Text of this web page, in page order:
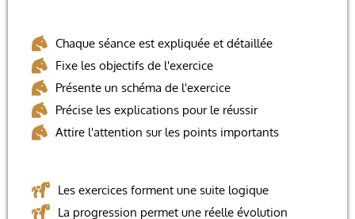
Chaque séance est expliquée et détaillée
Fixe les objectifs de l'exercice
Présente un schéma de l'exercice
Précise les explications pour le réussir
Attire l'attention sur les points importants
Les exercices forment une suite logique
La progression permet une réelle évolution